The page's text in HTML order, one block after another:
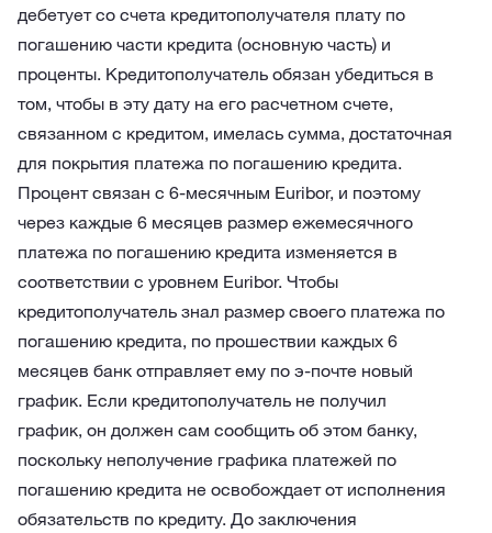
дебетует со счета кредитополучателя плату по
погашению части кредита (основную часть) и
проценты. Кредитополучатель обязан убедиться в
том, чтобы в эту дату на его расчетном счете,
связанном с кредитом, имелась сумма, достаточная
для покрытия платежа по погашению кредита.
Процент связан с 6-месячным Euribor, и поэтому
через каждые 6 месяцев размер ежемесячного
платежа по погашению кредита изменяется в
соответствии с уровнем Euribor. Чтобы
кредитополучатель знал размер своего платежа по
погашению кредита, по прошествии каждых 6
месяцев банк отправляет ему по э-почте новый
график. Если кредитополучатель не получил
график, он должен сам сообщить об этом банку,
поскольку неполучение графика платежей по
погашению кредита не освобождает от исполнения
обязательств по кредиту. До заключения